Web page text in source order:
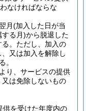
なければならな
月(加入した日が当
する月)から脱退した
。 ただし、加入の
又は加入を解除し
。
り、サービスの提供
は免除しないもの
供を受けた年度内の